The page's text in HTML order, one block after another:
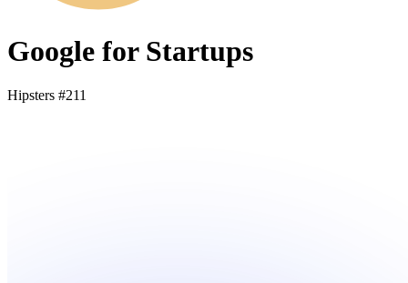
Google for Startups
Hipsters #211